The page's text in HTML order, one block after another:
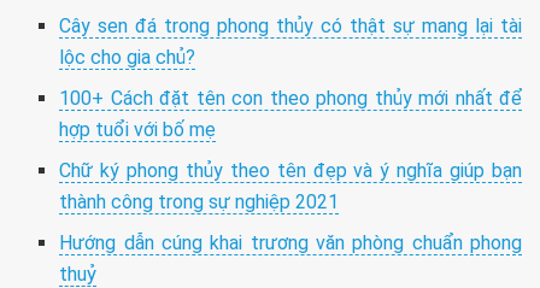
Cây sen đá trong phong thủy có thật sự mang lại tài
lộc cho gia chủ?
100+ Cách đặt tên con theo phong thủy mới nhất để
hợp tuổi với bố mẹ
Chữ ký phong thủy theo tên đẹp và ý nghĩa giúp bạn
thành công trong sự nghiệp 2021
Hướng dẫn cúng khai trương văn phòng chuẩn phong
thuỷ